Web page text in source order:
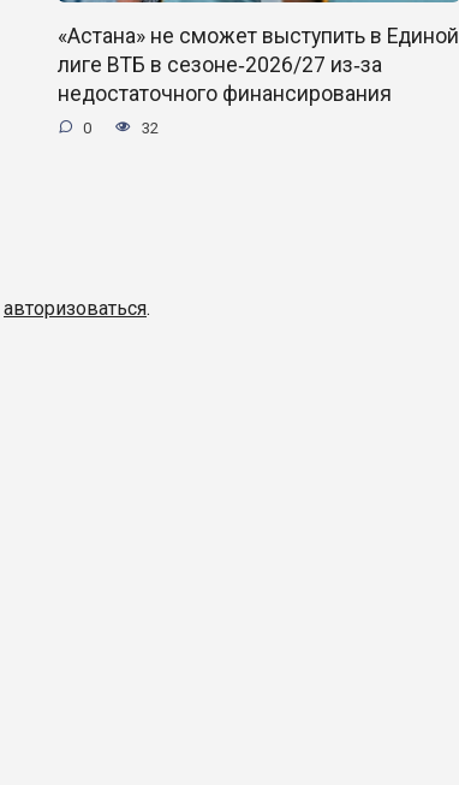
«Астана» не сможет выступить в Единой
лиге ВТБ в сезоне‑2026/27 из‑за
недостаточного финансирования
0 32
авторизоваться.